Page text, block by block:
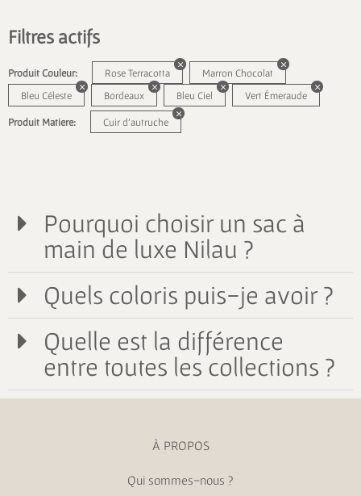
Filtres actifs
Produit Couleur: Rose Terracotta
Marron Chocolat
Bleu Céleste
Bordeaux Bleu Ciel Vert Émeraude
Produit Matiere: Cuir d'autruche
Pourquoi choisir un sac à
main de luxe Nilau ?
Quels coloris puis-je avoir ?
Quelle est la différence
entre toutes les collections ?
À PROPOS
Qui sommes-nous ?